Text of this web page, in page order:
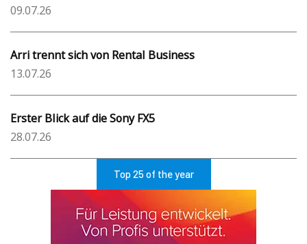
09.07.26
Arri trennt sich von Rental Business
13.07.26
Erster Blick auf die Sony FX5
28.07.26
Top 25 of the year